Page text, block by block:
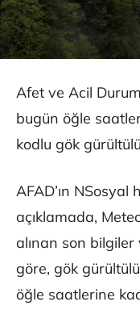
Afet ve Acil
bugün öğle
kodlu gök
AFAD’ın NSosyal
açıklamada,
alınan son
göre, gök
öğle saatlerine